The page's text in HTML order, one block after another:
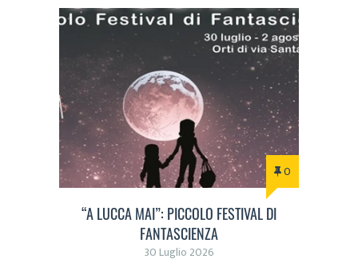
0
“A LUCCA MAI”: PICCOLO FESTIVAL DI
FANTASCIENZA
30 Luglio 2026